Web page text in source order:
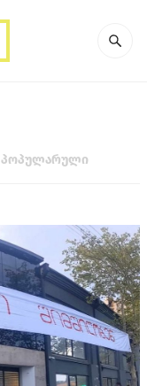
პოპულარული